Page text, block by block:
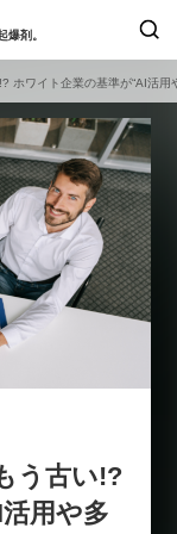
爆剤。
ー
ャネル協会
ノベーションを
資される事業の
き込みのリアル
ホワイト企業の基準が“AI活用
う古い!?
用や多